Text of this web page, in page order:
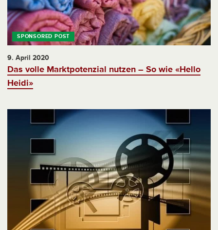
9. April 2020
Das volle Marktpotenzial nutzen – So wie «Hello
Heidi»